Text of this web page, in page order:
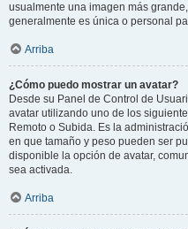
usualmente una imagen más
generalmente es única o personal
Arriba
¿Cómo puedo mostrar un avatar?
Desde su Panel de Control de
avatar utilizando uno de los
Remoto o Subida. Es la
en que tamaño y peso pueden ser
disponible la opción de avatar,
sea activada.
Arriba